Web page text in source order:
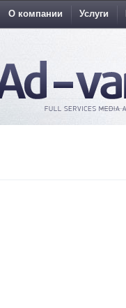
О компании Услуги